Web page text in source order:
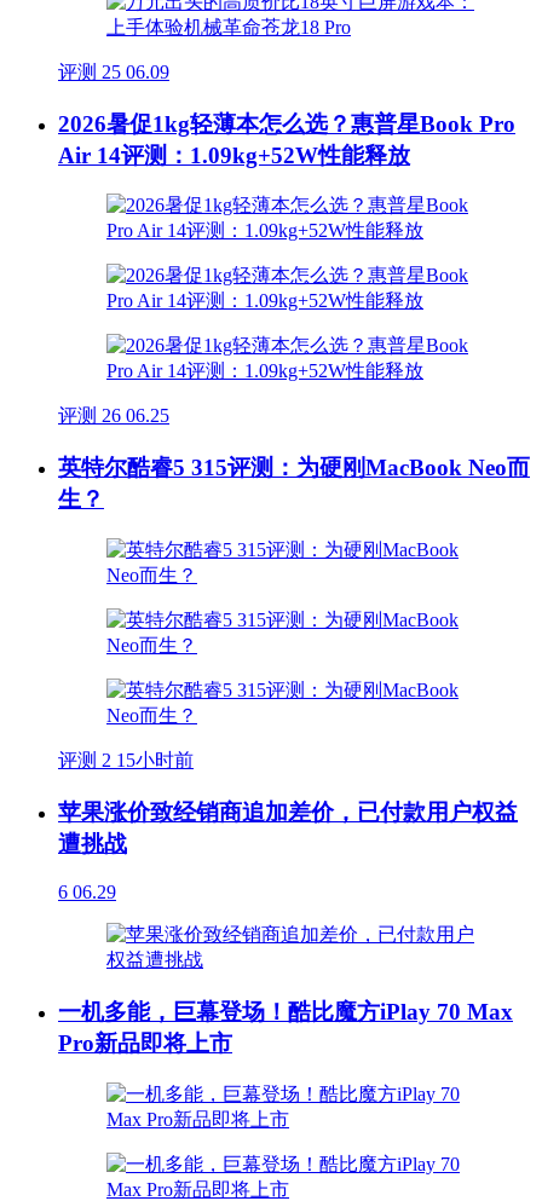
评测 25 06.09
2026暑促1kg轻薄本怎么选？惠普星Book Pro
Air 14评测：1.09kg+52W性能释放
评测 26 06.25
英特尔酷睿5 315评测：为硬刚MacBook Neo而
生？
评测 2 15小时前
苹果涨价致经销商追加差价，已付款用户权益
遭挑战
6 06.29
一机多能，巨幕登场！酷比魔方iPlay 70 Max
Pro新品即将上市